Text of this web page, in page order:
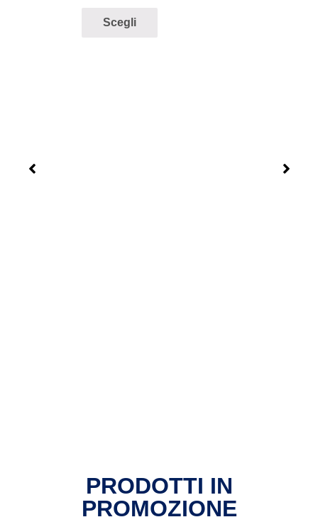
Scegli
PRODOTTI IN
PROMOZIONE